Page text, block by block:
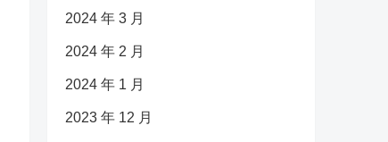
2024 年 3 月
2024 年 2 月
2024 年 1 月
2023 年 12 月